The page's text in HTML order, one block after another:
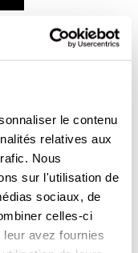
le contenu
relatives aux
Nous
sur l'utilisation de
sociaux, de
celles-ci
avez fournies